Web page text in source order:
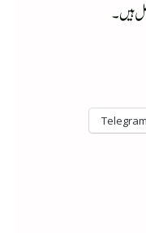
ہیں۔
Telegram